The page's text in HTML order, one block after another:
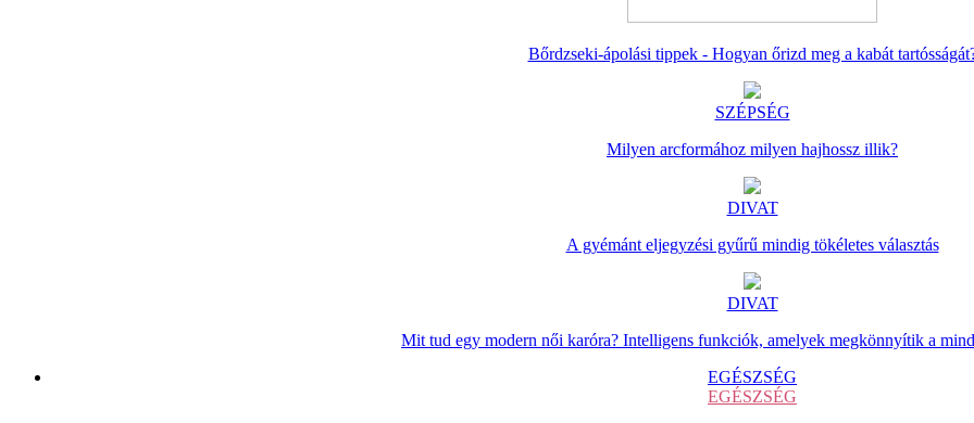
Bőrdzseki-ápolási tippek - Hogyan őrizd meg a kabát
SZÉPSÉG
Milyen arcformához milyen hajhossz illik?
DIVAT
A gyémánt eljegyzési gyűrű mindig tökéletes választás
DIVAT
Mit tud egy modern női karóra? Intelligens funkciók, amelyek megkönnyítik a
EGÉSZSÉG
EGÉSZSÉG